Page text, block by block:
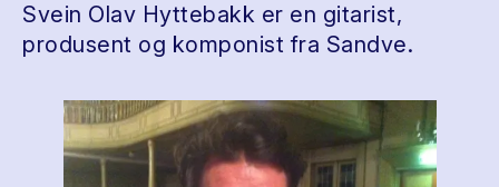
Svein Olav Hyttebakk er en gitarist,
produsent og komponist fra Sandve.